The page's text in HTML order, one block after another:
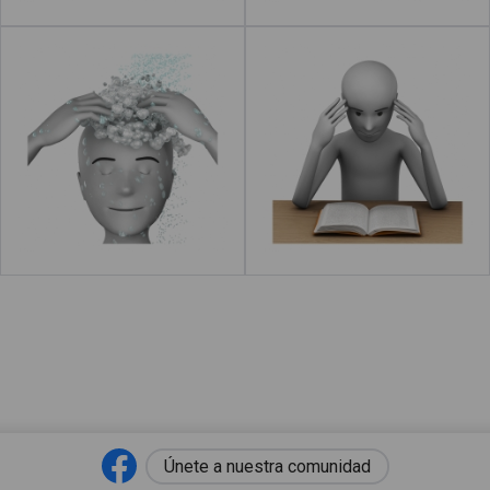
acerca de "Apagar la luz"
Leer más Leer más
Únete a nuestra comunidad